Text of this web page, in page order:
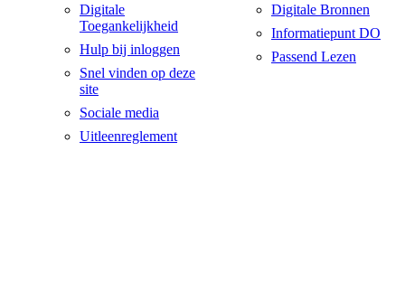
Digitale
Toegankelijkheid
Hulp bij inloggen
Snel vinden op deze
site
Sociale media
Uitleenreglement
Digitale Bronnen
Informatiepunt DO
Passend Lezen